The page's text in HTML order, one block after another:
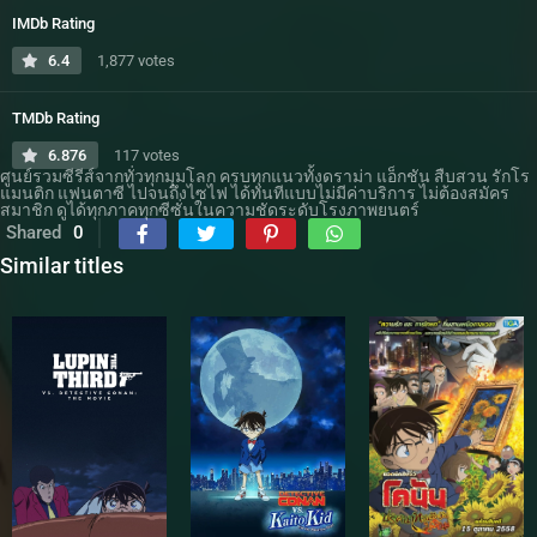
IMDb Rating
6.4 1,877 votes
TMDb Rating
6.876 117 votes
ศูนย์รวมซีรีส์จากทั่วทุกมุมโลก ครบทุกแนวทั้งดราม่า แอ็กชัน สืบสวน รักโร
แมนติก แฟนตาซี ไปจนถึงไซไฟ ได้ทันทีแบบไม่มีค่าบริการ ไม่ต้องสมัคร
สมาชิก ดูได้ทุกภาคทุกซีซั่นในความชัดระดับโรงภาพยนตร์
Shared 0
Similar titles